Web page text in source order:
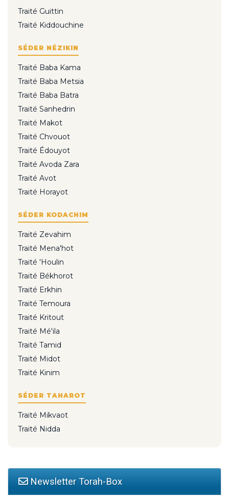
Traité Guittin
Traité Kiddouchine
SÉDER NÉZIKIN
Traité Baba Kama
Traité Baba Metsia
Traité Baba Batra
Traité Sanhedrin
Traité Makot
Traité Chvouot
Traité Édouyot
Traité Avoda Zara
Traité Avot
Traité Horayot
SÉDER KODACHIM
Traité Zevahim
Traité Mena'hot
Traité 'Houlin
Traité Békhorot
Traité Erkhin
Traité Temoura
Traité Kritout
Traité Mé'ila
Traité Tamid
Traité Midot
Traité Kinim
SÉDER TAHAROT
Traité Mikvaot
Traité Nidda
Newsletter Torah-Box